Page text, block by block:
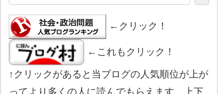
←クリック！
←これもクリック！
↑クリックがあると当ブログの人気順位が上が
ってより多くの人に読んでもらえます。上下